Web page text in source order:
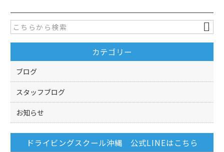
e
b
o
o
k
er
カテゴリー
ブログ
スタッフブログ
お知らせ
ドライビングスクール沖縄 公式LINEはこちら